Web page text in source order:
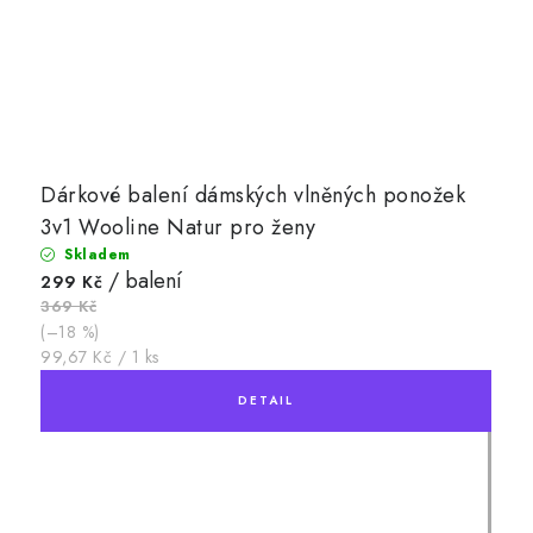
Dárkové balení dámských vlněných ponožek
3v1 Wooline Natur pro ženy
Skladem
299 Kč / balení
369 Kč
(–18 %)
Měrná
99,67 Kč / 1 ks